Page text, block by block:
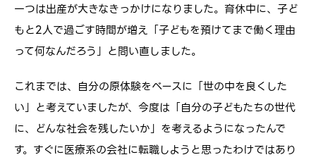
一つは出産が大きなきっかけになりました。育休中に、子ど
もと2人で過ごす時間が増え「子どもを預けてまで働く理由
って何なんだろう」と問い直しました。
これまでは、自分の原体験をベースに「世の中を良くした
い」と考えていましたが、今度は「自分の子どもたちの世代
に、どんな社会を残したいか」を考えるようになったんで
す。すぐに医療系の会社に転職しようと思ったわけではあり